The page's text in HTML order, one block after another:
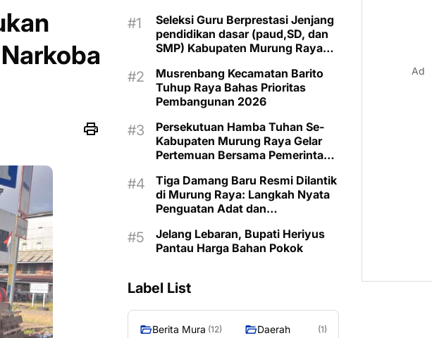
Seleksi Guru Berprestasi Jenjang
pendidikan dasar (paud,SD, dan
SMP) Kabupaten Murung Raya
Musrenbang Kecamatan Barito
Tuhup Raya Bahas Prioritas
Pembangunan 2026
Persekutuan Hamba Tuhan Se-
Kabupaten Murung Raya Gelar
Pertemuan Bersama Pemerintah
Tiga Damang Baru Resmi Dilantik
di Murung Raya: Langkah Nyata
Penguatan Adat dan
Jelang Lebaran, Bupati Heriyus
Pantau Harga Bahan Pokok
Label List
Berita Mura (12) Daerah (1)
Ad